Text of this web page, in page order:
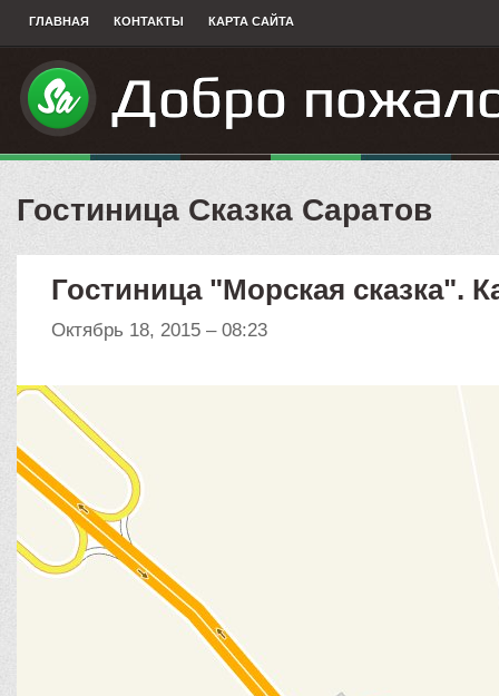
ГЛАВНАЯ КОНТАКТЫ КАРТА САЙТА
Гостиница Сказка Саратов
Гостиница "Морская сказка".
Октябрь 18, 2015 – 08:23